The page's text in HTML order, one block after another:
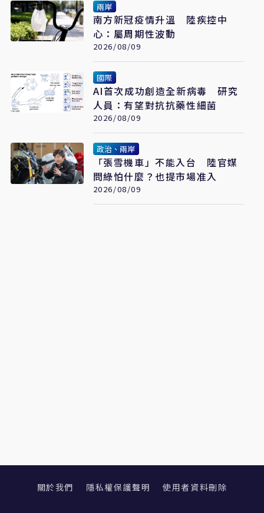
兩岸
南方新冠疫情升溫 陸疾控中
心：屬周期性波動
2026/08/09
國際
AI首次成功創造全新病毒 研究
人員：有望對抗抗藥性細菌
2026/08/09
政治、兩岸
「張雪機車」不能入台 陸官媒
問綠怕什麼？也提市場准入
2026/08/09
關於我們 隱私權保護聲明 使用者資料刪除